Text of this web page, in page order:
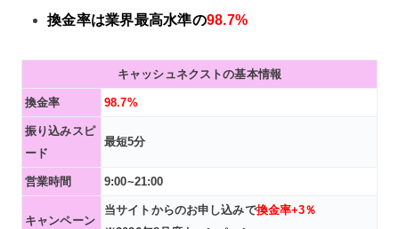
換金率は業界最高水準の98.7%
キャッシュネクストの基本情報
換金率 98.7%
振り込みスピ
ード
最短5分
営業時間 9:00~21:00
キャンペーン
当サイトからのお申し込みで換金率+3％